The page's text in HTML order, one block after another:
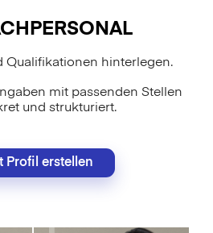
Qualifikationen hinterlegen.
mit passenden Stellen
und strukturiert.
Profil erstellen